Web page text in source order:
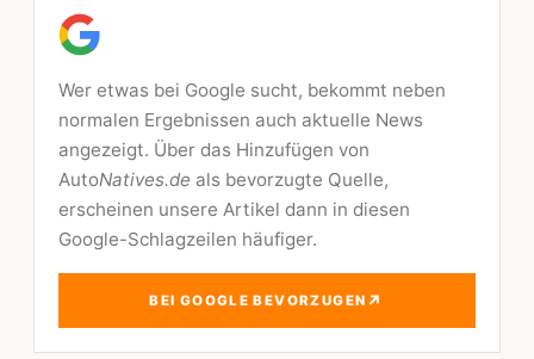
Wer etwas bei Google sucht, bekommt neben
normalen Ergebnissen auch aktuelle News
angezeigt. Über das Hinzufügen von
AutoNatives.de als bevorzugte Quelle,
erscheinen unsere Artikel dann in diesen
Google-Schlagzeilen häufiger.
BEI GOOGLE BEVORZUGEN ↗